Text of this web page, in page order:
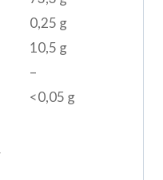
0,25 g
10,5 g
–
<0,05 g